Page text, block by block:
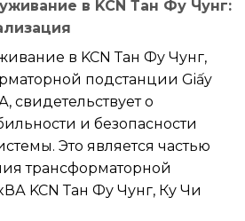
в KCN Тан Фу Чунг:
в KCN Тан Фу Чунг,
подстанции Giấy
свидетельствует о
и безопасности
Это является частью
трансформаторной
KCN Тан Фу Чунг, Ку Чи